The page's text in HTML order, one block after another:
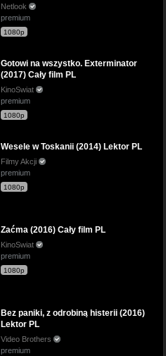
Netlook
premium
1080p
Gotowi na wszystko. Exterminator
(2017) Cały film PL
KinoSwiat
premium
1080p
Wesele w Toskanii (2014) Lektor PL
Filmy Akcji
premium
1080p
Zaćma (2016) Cały film PL
KinoSwiat
premium
1080p
Bez paniki, z odrobiną histerii (2016)
Lektor PL
Video Brothers
premium